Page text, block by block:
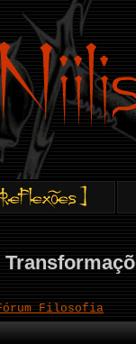
Filosofia